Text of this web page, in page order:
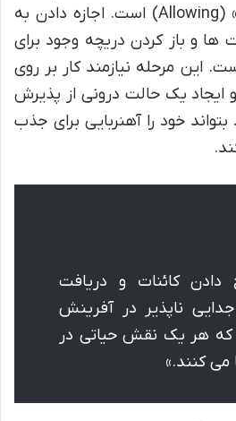
ها، مفهوم «اجازه دادن» (Allowing) است. اجازه دادن به
ها و باز کردن دریچه وجود برای
این مرحله نیازمند کار بر روی
ایجاد یک حالت درونی از پذیرش
خود را آهنربایی برای جذب
دادن کائنات و دریافت
ناپذیر در آفرینش
که هر یک نقش حیاتی در
می کنند.»